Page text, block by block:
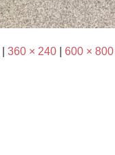
360 × 240 600 × 800